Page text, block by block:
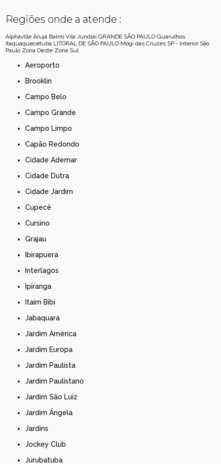
Regiões onde a atende :
Alphaville Arujá Bairro Vila Jundiaí GRANDE SÃO PAULO Guarulhos
Itaquaquecetuba LITORAL DE SÃO PAULO Mogi das Cruzes SP - Interior São
Paulo Zona Oeste Zona Sul
Aeroporto
Brooklin
Campo Belo
Campo Grande
Campo Limpo
Capão Redondo
Cidade Ademar
Cidade Dutra
Cidade Jardim
Cupecê
Cursino
Grajau
Ibirapuera
Interlagos
Ipiranga
Itaim Bibi
Jabaquara
Jardim América
Jardim Europa
Jardim Paulista
Jardim Paulistano
Jardim São Luiz
Jardim Ângela
Jardins
Jockey Club
Jurubatuba